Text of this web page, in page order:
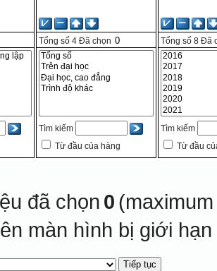
Tổng số 4 Đã chọn
Tìm kiếm
Từ đầu của hàng
Tổng số 8 Đã
Tìm kiếm
Từ đầu
đã chọn 0
màn hình bị giới